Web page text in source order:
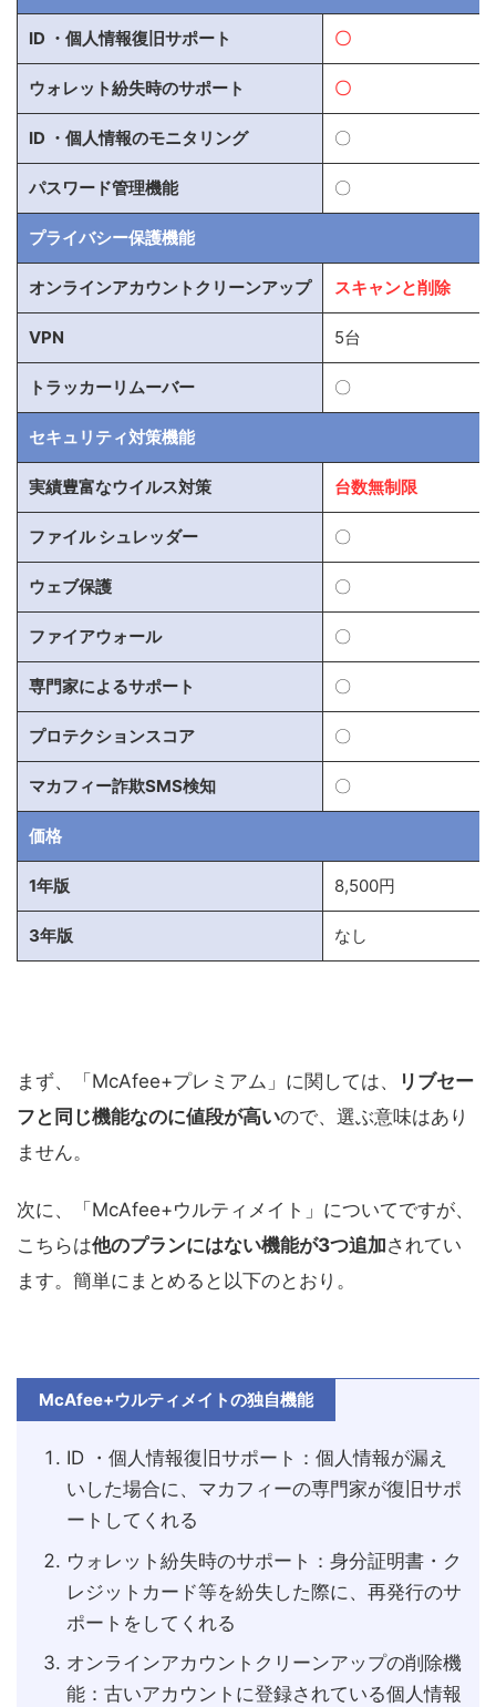
ID ・個人情報復旧サポート 〇
ウォレット紛失時のサポート 〇
ID ・個人情報のモニタリング 〇
パスワード管理機能 〇
プライバシー保護機能
オンラインアカウントクリーンアップ スキャンと削除
VPN 5台
トラッカーリムーバー 〇
セキュリティ対策機能
実績豊富なウイルス対策 台数無制限
ファイル シュレッダー 〇
ウェブ保護 〇
ファイアウォール 〇
専門家によるサポート 〇
プロテクションスコア 〇
マカフィー詐欺SMS検知 〇
価格
1年版 8,500円
3年版 なし
まず、「McAfee+プレミアム」に関しては、
リブセー
フと同じ機能なのに値段が高いので、選ぶ意味はあり
ません。
次に、「McAfee+ウルティメイト」についてですが、
こちらは他のプランにはない機能が3つ追加されてい
ます。簡単にまとめると以下のとおり。
McAfee+ウルティメイトの独自機能
ID ・個人情報復旧サポート：個人情報が漏え
いした場合に、マカフィーの専門家が復旧サポ
ートしてくれる
ウォレット紛失時のサポート：身分証明書・ク
レジットカード等を紛失した際に、再発行のサ
ポートをしてくれる
オンラインアカウントクリーンアップの削除機
能：古いアカウントに登録されている個人情報